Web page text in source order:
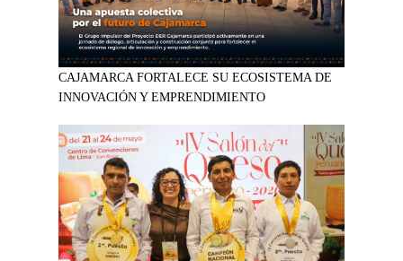
CAJAMARCA FORTALECE SU ECOSISTEMA DE
INNOVACIÓN Y EMPRENDIMIENTO